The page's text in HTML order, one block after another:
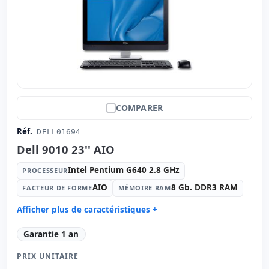
Stand VESA
hR emballage
45x57x22 cm.
9.50 Kg.
COMPARER
Réf. DELL01694
Dell 9010 23'' AIO
PROCESSEURIntel Pentium G640 2.8 GHz
FACTEUR DE FORMEAIO MÉMOIRE RAM8 Gb. DDR3 RAM
Afficher plus de caractéristiques +
Processeur: Intel Pentium G640 2.8 GHz.
Facteur de forme:
Mémoire RAM:
Garantie 1 an
PRIX UNITAIRE